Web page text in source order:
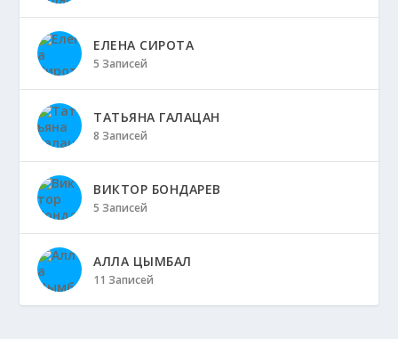
ЕЛЕНА СИРОТА
5 Записей
ТАТЬЯНА ГАЛАЦАН
8 Записей
ВИКТОР БОНДАРЕВ
5 Записей
АЛЛА ЦЫМБАЛ
11 Записей